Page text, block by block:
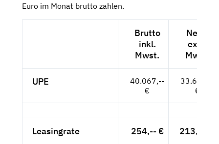
Euro im Monat brutto zahlen.
Brutto
inkl.
Mwst.
Netto
exkl.
Mwst.
UPE
40.067,--
€
33.670,--
€
Leasingrate 254,-- € 213,45 €